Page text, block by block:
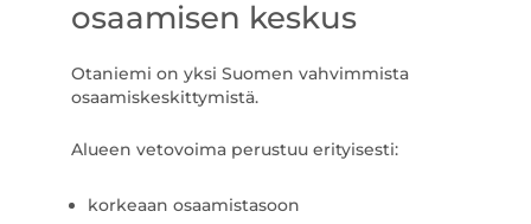
osaamisen keskus
Otaniemi on yksi Suomen vahvimmista
osaamiskeskittymistä.
Alueen vetovoima perustuu erityisesti:
korkeaan osaamistasoon